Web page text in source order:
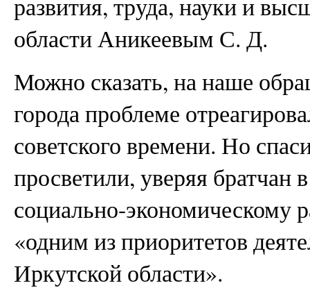
развития, труда, науки и
области Аникеевым С. Д.
Можно сказать, на наше
города проблеме
советского времени. Но
просветили, уверяя братчан
социально-экономическому
«одним из приоритетов
Иркутской области».